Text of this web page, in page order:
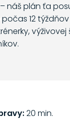
náš plán ťa
počas 12
výživovej
20 min.